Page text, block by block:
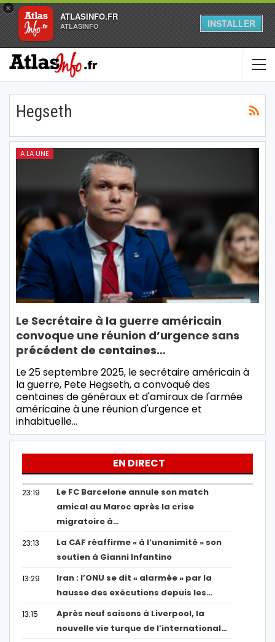
×
ATLASINFO.FR
ATLASINFO INSTALLER
Hegseth
A LA UNE
Le Secrétaire à la guerre américain
convoque une réunion d’urgence sans
précédent de centaines…
Le 25 septembre 2025, le secrétaire américain à
la guerre, Pete Hegseth, a convoqué des
centaines de généraux et d'amiraux de l'armée
américaine à une réunion d'urgence et
inhabituelle…
EN DIRECT
23:19
Le FC Barcelone annule son match
amical au Maroc après la crise
migratoire à…
23:13
La CAF réaffirme « à l’unanimité » son
soutien à Gianni Infantino
13:29
Iran : l’ONU se dit « alarmée » par la
hausse des exécutions depuis les…
13:15
Après neuf saisons à Liverpool, la
nouvelle vie turque de l’international…